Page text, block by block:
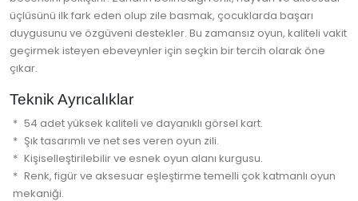
üçlüsünü ilk fark eden olup zile basmak, çocuklarda başarı
duygusunu ve özgüveni destekler. Bu zamansız oyun, kaliteli vakit
geçirmek isteyen ebeveynler için seçkin bir tercih olarak öne
çıkar.
Teknik Ayrıcalıklar
54 adet yüksek kaliteli ve dayanıklı görsel kart.
Şık tasarımlı ve net ses veren oyun zili.
Kişiselleştirilebilir ve esnek oyun alanı kurgusu.
Renk, figür ve aksesuar eşleştirme temelli çok katmanlı oyun
mekaniği.